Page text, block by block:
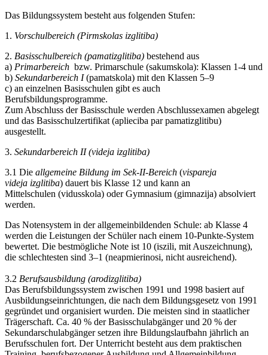
Das Bildungssystem besteht aus folgenden Stufen:
1. Vorschulbereich (Pirmskolas izglitiba)
2. Basisschulbereich (pamatizglitiba) bestehend aus
a) Primarbereich bzw. Primarschule (sakumskola): Klassen 1-4 und
b) Sekundarbereich I(pamatskola) mit den Klassen 5–9
c) an einzelnen Basisschulen gibt es auch
Berufsbildungsprogramme.
Zum Abschluss der Basisschule werden Abschlussexamen abgelegt
und das Basisschulzertifikat (aplieciba par pamatizglitibu)
ausgestellt.
3. Sekundarbereich II (videja izglitiba)
3.1 Die allgemeine Bildung im Sek-II-Bereich (vispareja
videja izglitiba) dauert bis Klasse 12 und kann an
Mittelschulen (vidusskola) oder Gymnasium (gimnazija) absolviert
werden.
Das Notensystem in der allgemeinbildenden Schule: ab Klasse 4
werden die Leistungen der Schüler nach einem 10-Punkte-System
bewertet. Die bestmögliche Note ist 10 (iszili, mit Auszeichnung),
die schlechtesten sind 3–1 (neapmierinosi, nicht ausreichend).
3.2 Berufsausbildung (arodizglitiba)
Das Berufsbildungssystem zwischen 1991 und 1998 basiert auf
Ausbildungseinrichtungen, die nach dem Bildungsgesetz von 1991
gegründet und organisiert wurden. Die meisten sind in staatlicher
Trägerschaft. Ca. 40 % der Basisschulabgänger und 20 % der
Sekundarschulabgänger setzen ihre Bildungslaufbahn jährlich an
Berufsschulen fort. Der Unterricht besteht aus dem praktischen